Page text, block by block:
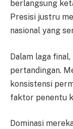
berlangsung
Presisi justru
nasional yang
Dalam laga
pertandingan.
konsistensi
faktor penentu
Dominasi